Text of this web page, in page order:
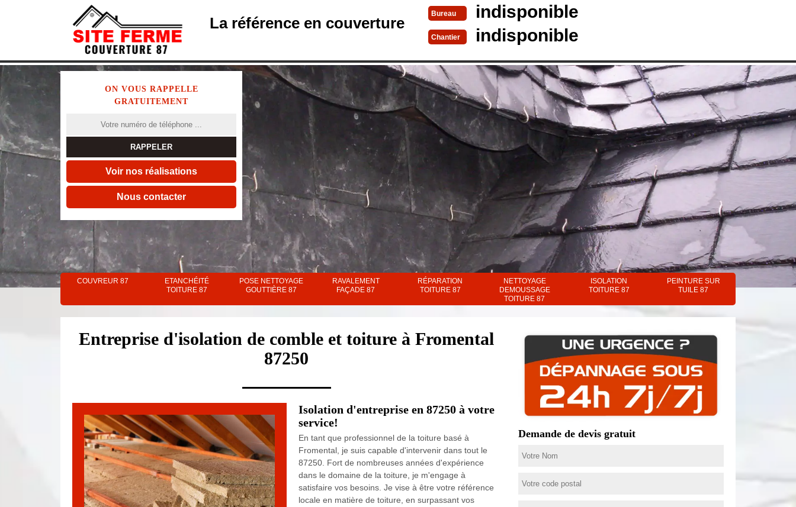
La référence en couverture
Bureau indisponible
Chantier indisponible
ON VOUS RAPPELLE
GRATUITEMENT
Voir nos réalisations
Nous contacter
COUVREUR 87
ETANCHÉITÉ
TOITURE 87
POSE NETTOYAGE
GOUTTIÈRE 87
RAVALEMENT
FAÇADE 87
RÉPARATION
TOITURE 87
NETTOYAGE
DEMOUSSAGE
TOITURE 87
ISOLATION
TOITURE 87
PEINTURE SUR
TUILE 87
Entreprise d'isolation de comble et toiture à Fromental
87250
Isolation d'entreprise en 87250 à votre
service!
En tant que professionnel de la toiture basé à
Fromental, je suis capable d'intervenir dans tout le
87250. Fort de nombreuses années d'expérience
dans le domaine de la toiture, je m'engage à
satisfaire vos besoins. Je vise à être votre référence
locale en matière de toiture, en surpassant vos
Demande de devis gratuit